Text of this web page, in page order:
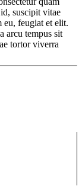
suscipit vitae
eu, feugiat et elit.
arcu tempus sit
tortor viverra